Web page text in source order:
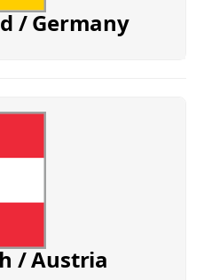
/ Germany
/ Austria